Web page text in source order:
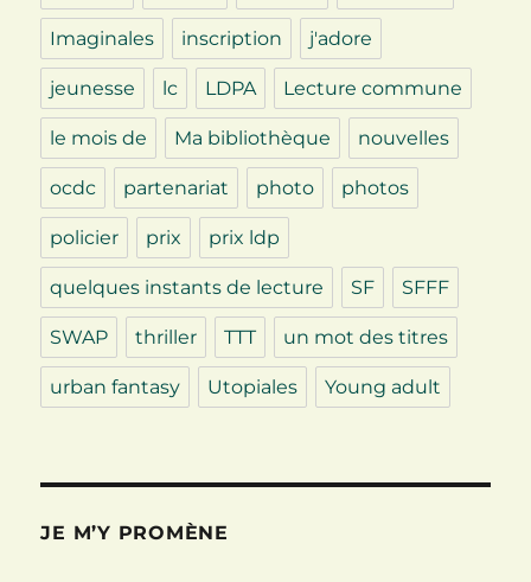
Imaginales inscription j'adore
jeunesse lc LDPA Lecture commune
le mois de Ma bibliothèque nouvelles
ocdc partenariat photo photos
policier prix prix ldp
quelques instants de lecture SF SFFF
SWAP thriller TTT un mot des titres
urban fantasy Utopiales Young adult
JE M’Y PROMÈNE